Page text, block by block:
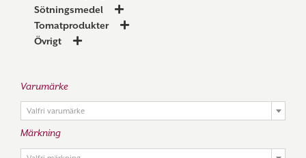
Sötningsmedel
Tomatprodukter
Övrigt
Varumärke
Valfri varumärke
Märkning